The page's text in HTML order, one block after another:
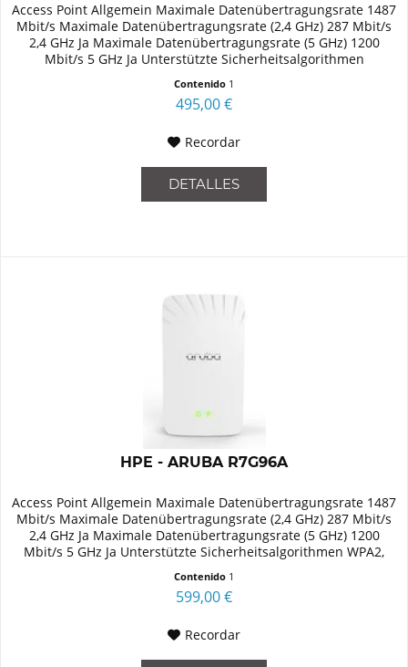
Access Point Allgemein Maximale Datenübertragungsrate 1487
Mbit/s Maximale Datenübertragungsrate (2,4 GHz) 287 Mbit/s
2,4 GHz Ja Maximale Datenübertragungsrate (5 GHz) 1200
Mbit/s 5 GHz Ja Unterstützte Sicherheitsalgorithmen
Contenido 1
495,00 €
Recordar
DETALLES
HPE - ARUBA R7G96A
Access Point Allgemein Maximale Datenübertragungsrate 1487
Mbit/s Maximale Datenübertragungsrate (2,4 GHz) 287 Mbit/s
2,4 GHz Ja Maximale Datenübertragungsrate (5 GHz) 1200
Mbit/s 5 GHz Ja Unterstützte Sicherheitsalgorithmen WPA2,
Contenido 1
599,00 €
Recordar